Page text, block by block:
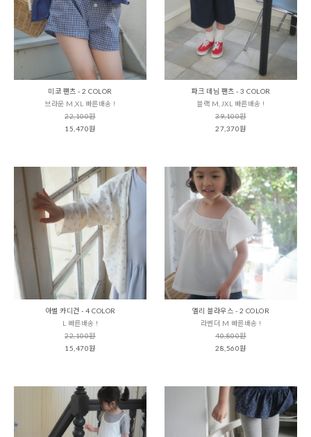
미코 팬츠 - 2 COLOR
브라운 M,XL 빠른배송 !
22,100원
15,470원
파크 데님 팬츠 - 3 COLOR
블랙 M,JXL 빠른배송 !
39,100원
27,370원
아벨 카디건 - 4 COLOR
L 빠른배송 !
22,100원
15,470원
엘리 블라우스 - 2 COLOR
라벤더 M 빠른배송 !
40,800원
28,560원